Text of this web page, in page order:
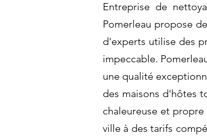
Entreprise de
Pomerleau propose
d'experts utilise des
impeccable.
une qualité
des maisons d'hôtes
chaleureuse et
ville à des tarifs